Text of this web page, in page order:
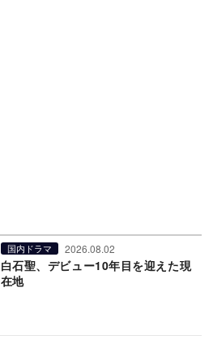
国内ドラマ 2026.08.02
白石聖、デビュー10年目を迎えた現
在地